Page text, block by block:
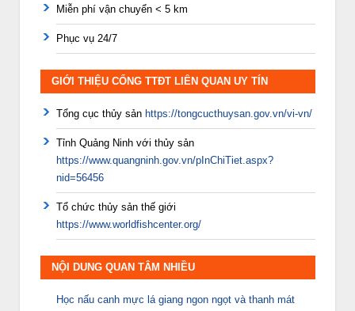
Miễn phí vận chuyển < 5 km
Phục vụ 24/7
GIỚI THIỆU CỔNG TTĐT LIÊN QUAN UY TÍN
Tổng cục thủy sản https://tongcucthuysan.gov.vn/vi-vn/
Tỉnh Quảng Ninh với thủy sản
https://www.quangninh.gov.vn/pInChiTiet.aspx?
nid=56456
Tổ chức thủy sản thế giới
https://www.worldfishcenter.org/
NỘI DUNG QUAN TÂM NHIỀU
Học nấu canh mực lá giang ngon ngọt và thanh mát